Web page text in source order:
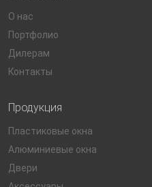
О нас
Портфолио
Дилерам
Контакты
Продукция
Пластиковые окна
Алюминиевые окна
Двери